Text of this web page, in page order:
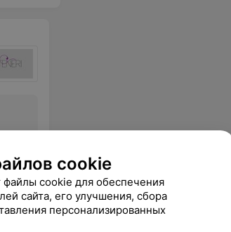
cookie
файлы cookie для обеспечения
сайта, его улучшения, сбора
персонализированных